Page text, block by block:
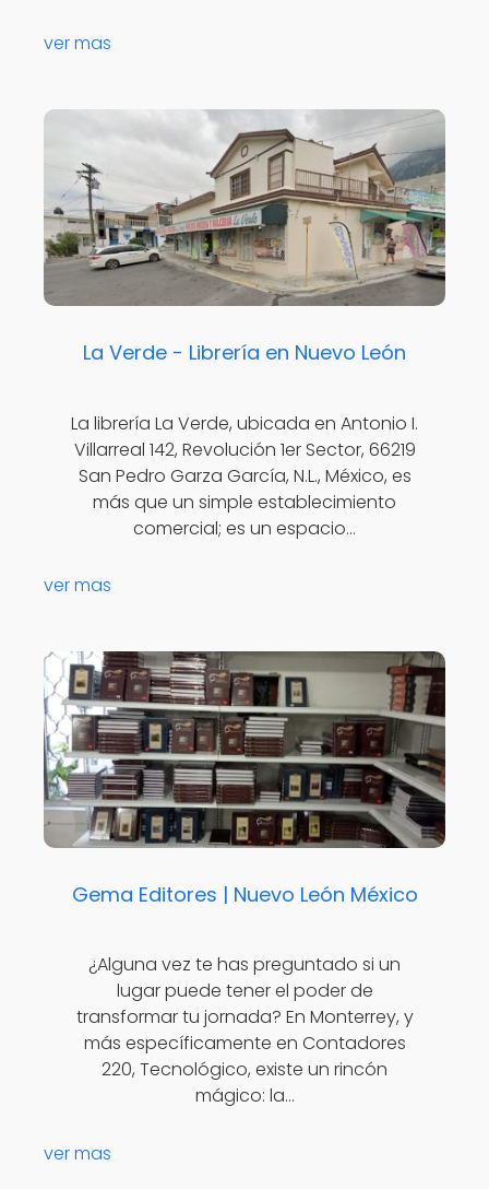
ver mas
La Verde - Librería en Nuevo León
La librería La Verde, ubicada en Antonio I.
Villarreal 142, Revolución 1er Sector, 66219
San Pedro Garza García, N.L., México, es
más que un simple establecimiento
comercial; es un espacio…
ver mas
Gema Editores | Nuevo León México
¿Alguna vez te has preguntado si un
lugar puede tener el poder de
transformar tu jornada? En Monterrey, y
más específicamente en Contadores
220, Tecnológico, existe un rincón
mágico: la…
ver mas